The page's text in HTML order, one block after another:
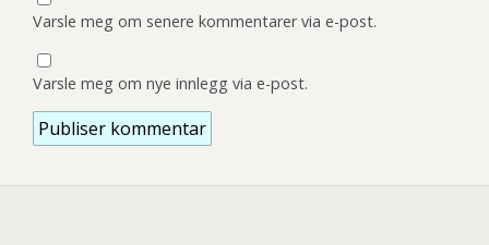
Varsle meg om senere kommentarer via e-post.
Varsle meg om nye innlegg via e-post.